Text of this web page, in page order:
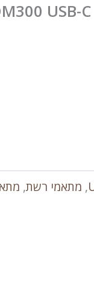
USB-
, מתאמי רשת,